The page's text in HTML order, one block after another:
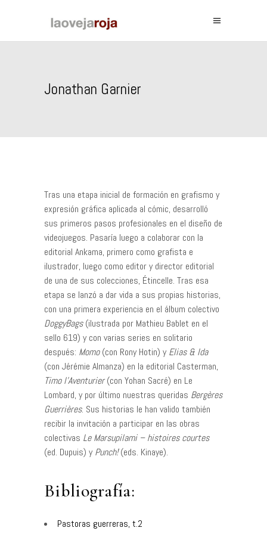
Jonathan Garnier
Tras una etapa inicial de formación en grafismo y
expresión gráfica aplicada al cómic, desarrolló
sus primeros pasos profesionales en el diseño de
videojuegos. Pasaría luego a colaborar con la
editorial Ankama, primero como grafista e
ilustrador, luego como editor y director editorial
de una de sus colecciones, Étincelle. Tras esa
etapa se lanzó a dar vida a sus propias historias,
con una primera experiencia en el álbum colectivo
DoggyBags(ilustrada por Mathieu Bablet en el
sello 619) y con varias series en solitario
después: Momo(con Rony Hotin) y Elias & Ida
(con Jérémie Almanza) en la editorial Casterman,
Timo l’Aventurier(con Yohan Sacré) en Le
Lombard, y por último nuestras queridas Bergères
Guerrières. Sus historias le han valido también
recibir la invitación a participar en las obras
colectivas Le Marsupilami – histoires courtes
(ed. Dupuis) y Punch!(eds. Kinaye).
Bibliografía:
Pastoras guerreras, t.2